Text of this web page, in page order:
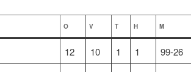
O V T H M
12 10 1 1
99-26